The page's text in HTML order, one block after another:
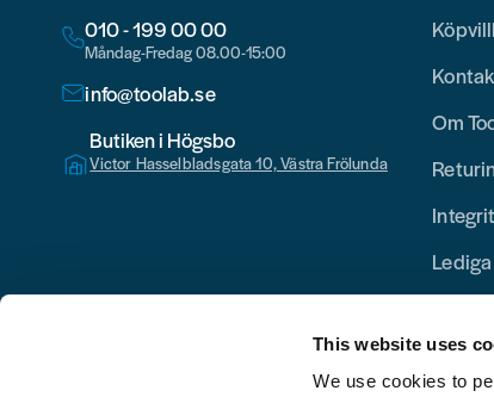
This website uses
We use cookies to
010 - 199 00 00
Måndag-Fredag 08.00-15:00
info@toolab.se
Butiken i Högsbo
Victor Hasselbladsgata 10, Västra Frölunda
Om